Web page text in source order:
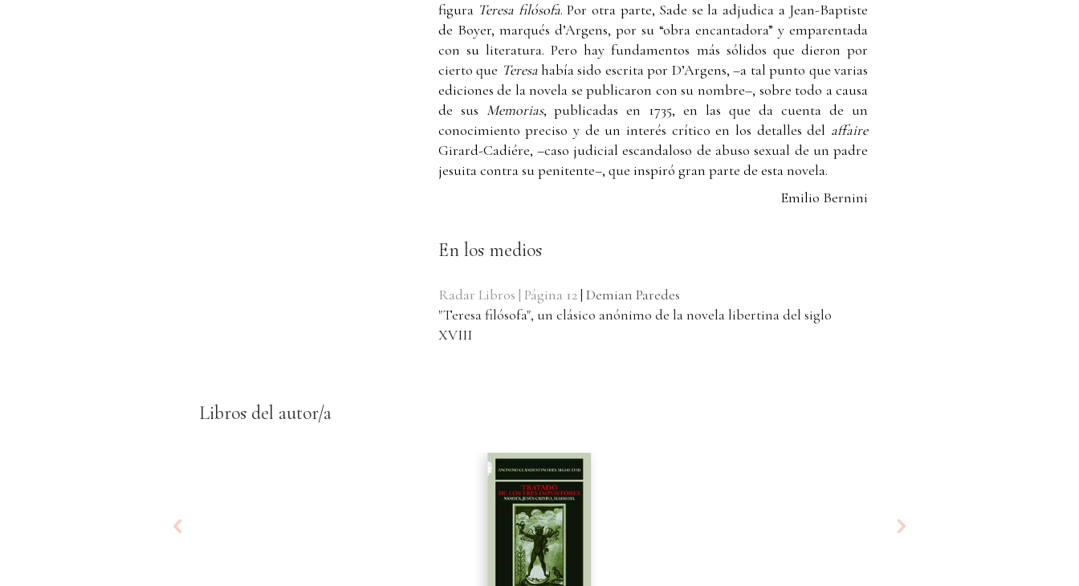
figura Teresa filósofa. Por otra parte, Sade se la adjudica a Jean-Baptiste
de Boyer, marqués d’Argens, por su “obra encantadora” y emparentada
con su literatura. Pero hay fundamentos más sólidos que dieron por
cierto que Teresahabía sido escrita por D’Argens, –a tal punto que varias
ediciones de la novela se publicaron con su nombre–, sobre todo a causa
de sus Memorias, publicadas en 1735, en las que da cuenta de un
conocimiento preciso y de un interés crítico en los detalles del affaire
Girard-Cadiére, –caso judicial escandaloso de abuso sexual de un padre
jesuita contra su penitente–, que inspiró gran parte de esta novela.
Emilio Bernini
En los medios
Radar Libros | Página 12| Demian Paredes
"Teresa filósofa", un clásico anónimo de la novela libertina del siglo
XVIII
Libros del autor/a